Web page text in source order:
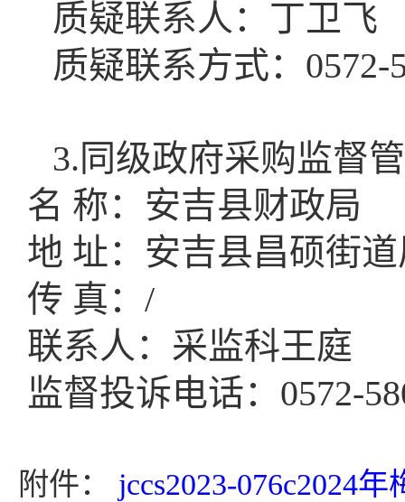
质疑联系人：丁卫飞
质疑联系方式： 0572-
3.同级政府采购监督
名 称：安吉县财政局
地 址：安吉县昌硕街
传 真：/
联系人：采监科王庭
监督投诉电话： 0572-
附件： jccs2023-076c2024